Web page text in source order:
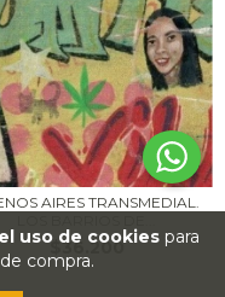
uso de cookiespara
compra.
AIRES TRANSMEDIAL.
$36.200